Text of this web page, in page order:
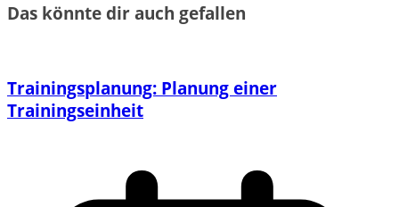
Das könnte dir auch gefallen
Trainingsplanung: Planung einer
Trainingseinheit